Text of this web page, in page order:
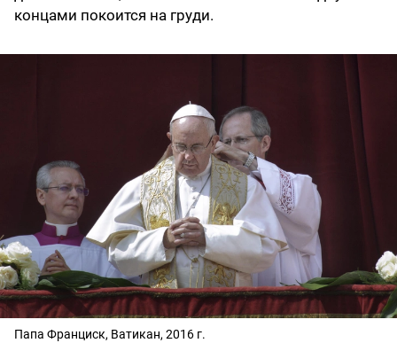
концами покоится на груди.
Папа Франциск, Ватикан, 2016 г.